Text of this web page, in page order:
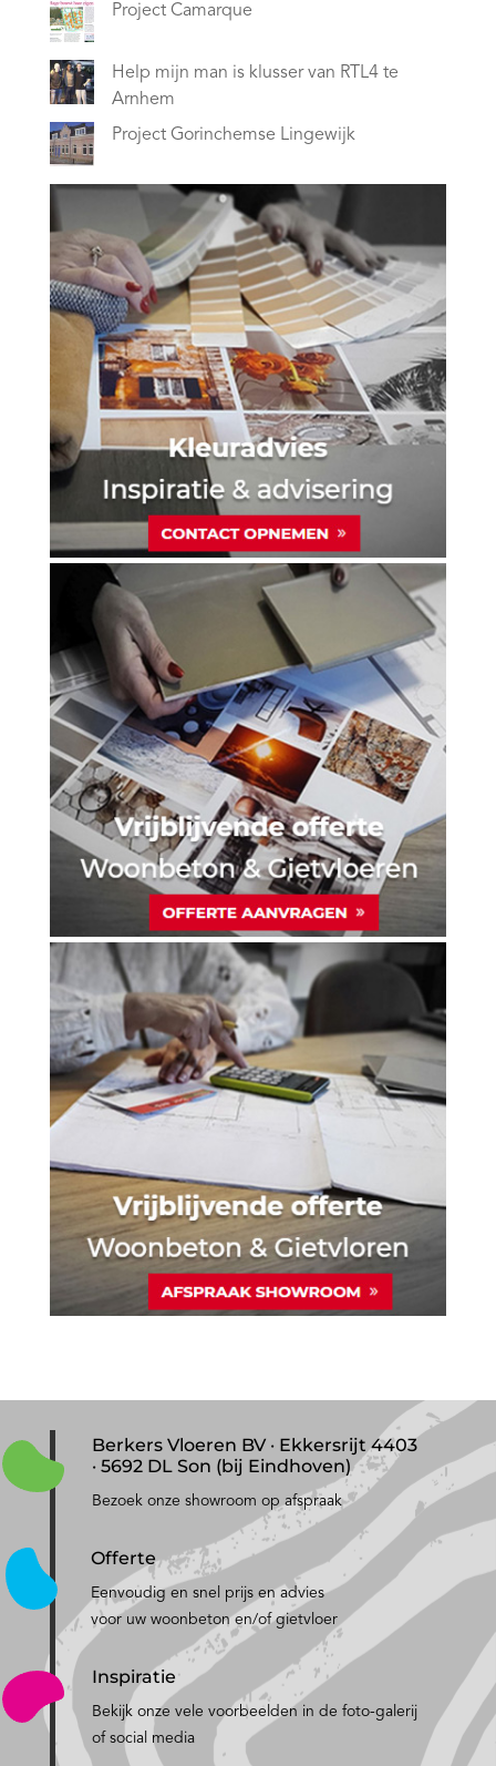
Project Camarque
Help mijn man is klusser van RTL4 te
Arnhem
Project Gorinchemse Lingewijk
Berkers Vloeren BV · Ekkersrijt 4403
· 5692 DL Son (bij Eindhoven)
Bezoek onze showroom op afspraak
Offerte
Eenvoudig en snel prijs en advies
voor uw woonbeton en/of gietvloer
Inspiratie
Bekijk onze vele voorbeelden in de foto-galerij
of social media